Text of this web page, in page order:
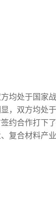
均处于国家
，双方均处
约合作打下
复合材料产